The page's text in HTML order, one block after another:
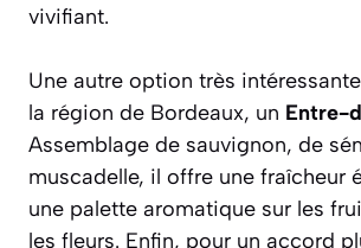
vivifiant.
Une autre option très
la région de Bordeaux, un Entre-
Assemblage de sauvignon, de
muscadelle, il offre une fraîcheur
une palette aromatique sur les
les fleurs. Enfin, pour un accord